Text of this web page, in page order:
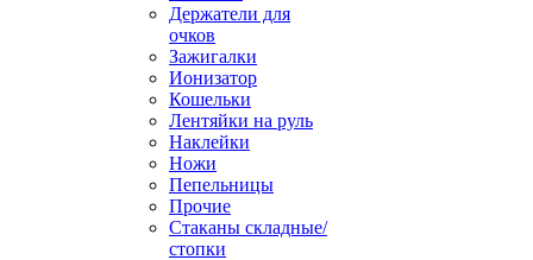
Держатели для
очков
Зажигалки
Ионизатор
Кошельки
Лентяйки на руль
Наклейки
Ножи
Пепельницы
Прочие
Стаканы складные/
стопки